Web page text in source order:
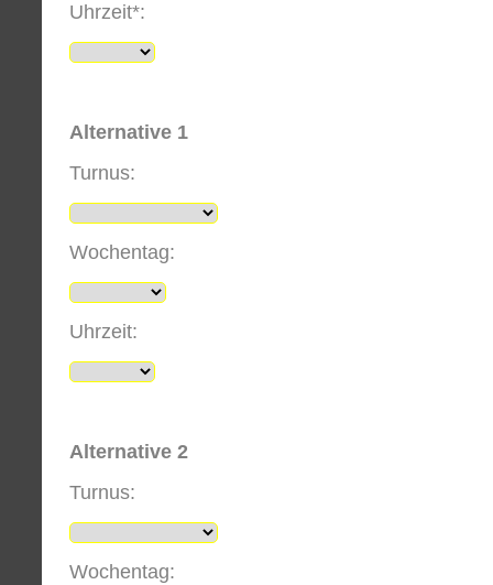
Uhrzeit*:
Alternative 1
Turnus:
Wochentag:
Uhrzeit:
Alternative 2
Turnus:
Wochentag: